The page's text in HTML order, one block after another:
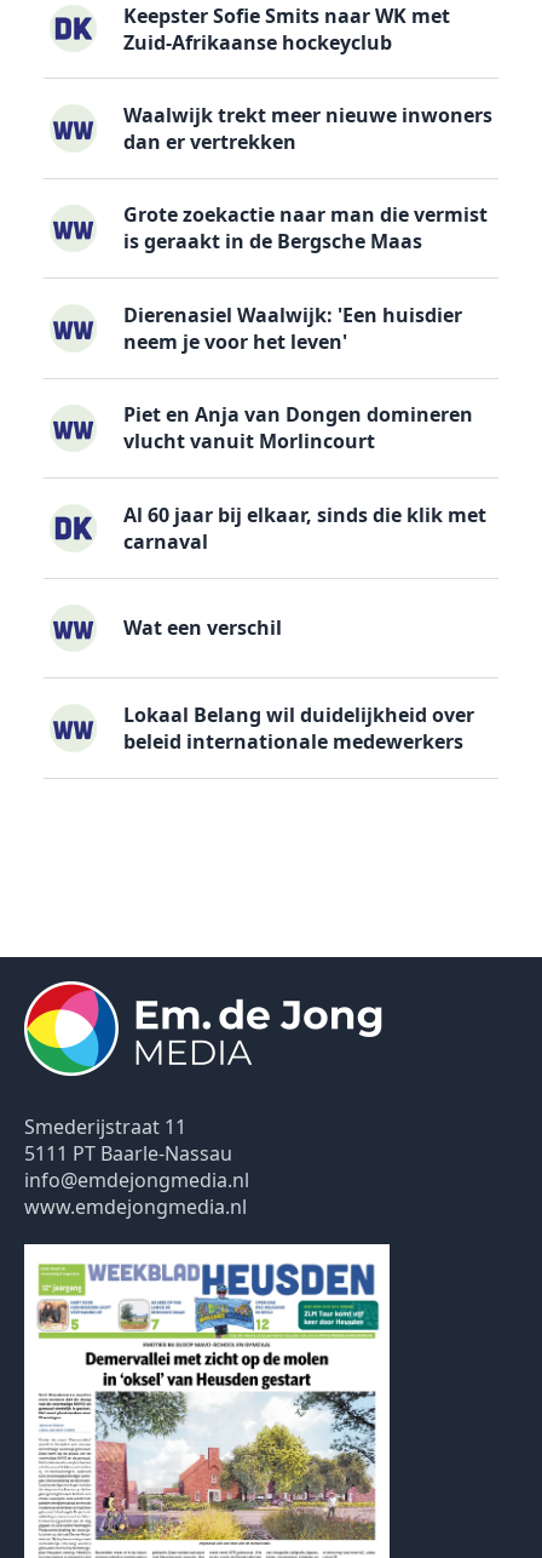
Keepster Sofie Smits naar WK met
Zuid-Afrikaanse hockeyclub
Waalwijk trekt meer nieuwe inwoners
dan er vertrekken
Grote zoekactie naar man die vermist
is geraakt in de Bergsche Maas
Dierenasiel Waalwijk: 'Een huisdier
neem je voor het leven'
Piet en Anja van Dongen domineren
vlucht vanuit Morlincourt
Al 60 jaar bij elkaar, sinds die klik met
carnaval
Wat een verschil
Lokaal Belang wil duidelijkheid over
beleid internationale medewerkers
Smederijstraat 11
5111 PT Baarle-Nassau
info@emdejongmedia.nl
www.emdejongmedia.nl